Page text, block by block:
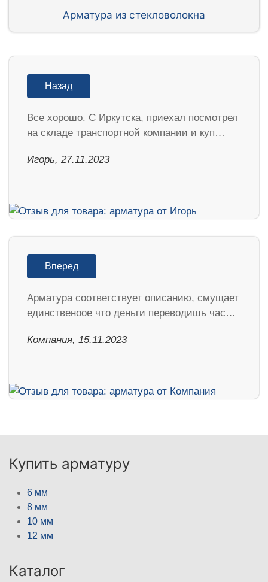
Арматура из стекловолокна
Назад
Все хорошо. С Иркутска, приехал посмотрел
на складе транспортной компании и куп…
Игорь, 27.11.2023
Вперед
Арматура соответствует описанию, смущает
единственоое что деньги переводишь час…
Компания, 15.11.2023
Купить арматуру
6 мм
8 мм
10 мм
12 мм
Каталог